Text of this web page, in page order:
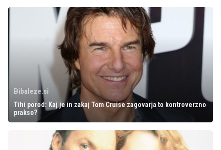
Bibaleze.si
Tihi porod: Kaj je in zakaj Tom Cruise zagovarja to kontroverzno
prakso?